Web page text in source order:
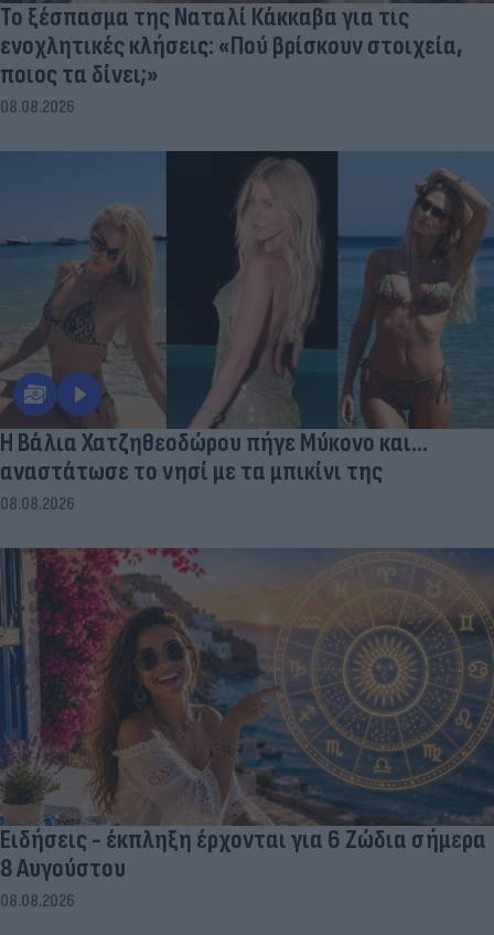
Το ξέσπασμα της Ναταλί Κάκκαβα για τις
ενοχλητικές κλήσεις: «Πού βρίσκουν στοιχεία,
ποιος τα δίνει;»
08.08.2026
Η Βάλια Χατζηθεοδώρου πήγε Μύκονο και...
αναστάτωσε το νησί με τα μπικίνι της
08.08.2026
Ειδήσεις - έκπληξη έρχονται για 6 Ζώδια σήμερα
8 Αυγούστου
08.08.2026